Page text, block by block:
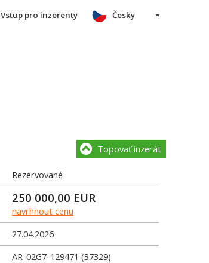
Vstup pro inzerenty Česky
Topovať inzerát
Rezervované
250 000,00 EUR
navrhnout cenu
27.04.2026
AR-02G7-129471 (37329)